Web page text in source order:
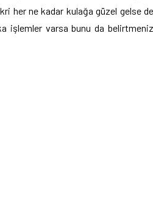
her ne kadar kulağa güzel gelse de
işlemler varsa bunu da belirtmeniz